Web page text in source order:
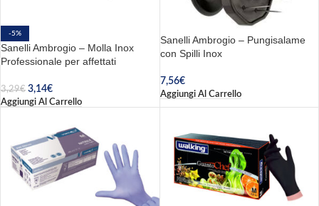
-5%
Sanelli Ambrogio – Molla Inox
Professionale per affettati
3,29€ 3,14€
Aggiungi Al Carrello
Sanelli Ambrogio – Pungisalame
con Spilli Inox
7,56€
Aggiungi Al Carrello